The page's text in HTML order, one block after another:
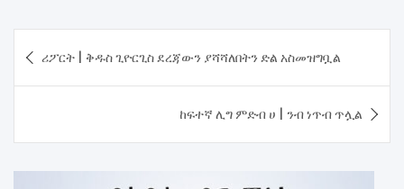
navigation
ሪፖርት | ቅዱስ ጊዮርጊስ ደረጃውን ያሻሻለበትን ድል አስመዝግቧል
ከፍተኛ ሊግ ምድብ ሀ | ንብ ነጥብ ጥሏል